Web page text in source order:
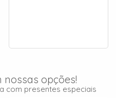
nossas opções!
com presentes especiais